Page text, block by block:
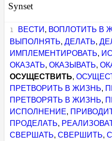
Synset
ВЕСТИ , ВОПЛОТИТЬ В
ВЫПОЛНЯТЬ,ДЕЛАТЬ,
ИМПЛЕМЕНТИРОВАТЬ,
ОКАЗАТЬ,ОКАЗЫВАТЬ,
ОСУЩЕСТВИТЬ,
ПРЕТВОРИТЬ В ЖИЗНЬ,
ПРЕТВОРЯТЬ В ЖИЗНЬ,
ИСПОЛНЕНИЕ,
ПРОДЕЛАТЬ,
СВЕРШАТЬ,СВЕРШИТЬ,